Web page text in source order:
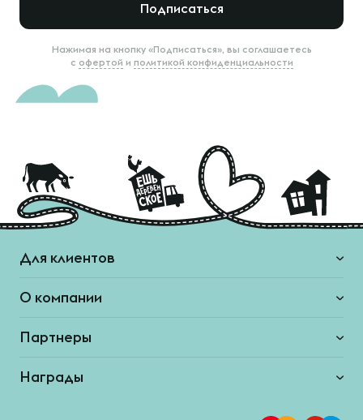
Подписаться
Нажимая на кнопку «Подписаться», вы соглашаетесь
с офертой и политикой конфиденциальности
Для клиентов
О компании
Партнеры
Награды